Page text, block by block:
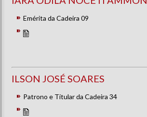
Emérita da Cadeira 09
ILSON JOSÉ SOARES
Patrono e Titular da Cadeira 34